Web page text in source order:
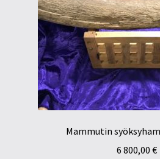
Mammutin
6 800,00 €